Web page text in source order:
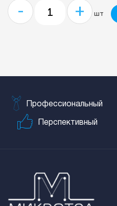
- + шт
Профессиональный
Перспективный